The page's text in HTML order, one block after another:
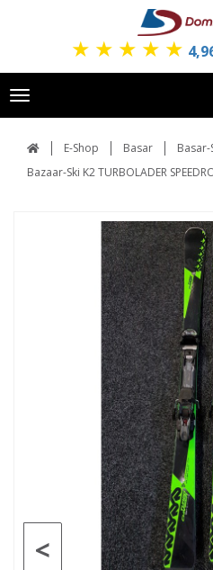
★ ★ ★ ★ ★
Toggle
navigation
E-Shop Basar
Basar-
Bazaar-Ski K2 TURBOLADER
<